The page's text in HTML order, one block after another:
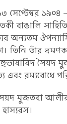
১৯০৪ –
বাঙালি
অন্যতম
তিনি তাঁর
এবং রম্যবোধে
মুজতবা